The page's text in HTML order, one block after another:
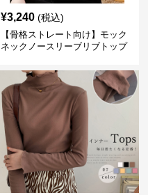
¥3,240 (税込)
【骨格ストレート向け】モック
ネックノースリーブリブトップ